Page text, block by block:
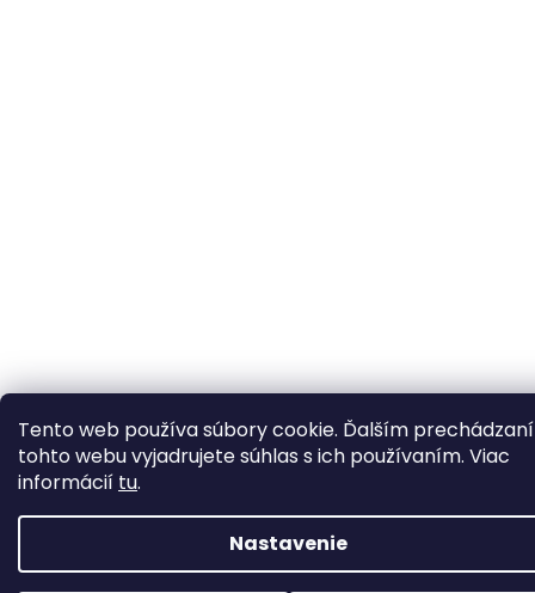
Tento web používa súbory cookie. Ďalším
tohto webu vyjadrujete súhlas s ich používaním. Viac
informácií tu.
Nastavenie